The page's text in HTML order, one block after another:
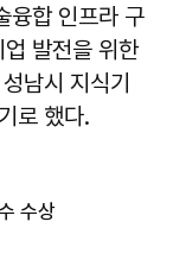
융합 인프라 구
발전을 위한
남시 지식기
로 했다.
수상